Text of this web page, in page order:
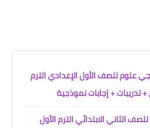
علوم للصف الأول الإعدادي الترم
الثاني الابتدائي الترم الأول